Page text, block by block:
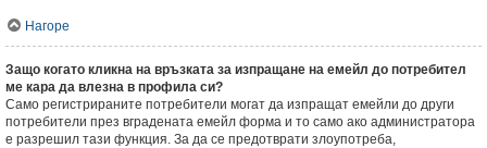
Нагоре
Защо когато кликна на връзката за изпращане на емейл до потребител
ме кара да влезна в профила си?
Само регистрираните потребители могат да изпращат емейли до други
потребители през вградената емейл форма и то само ако администратора
е разрешил тази функция. За да се предотврати злоупотреба,